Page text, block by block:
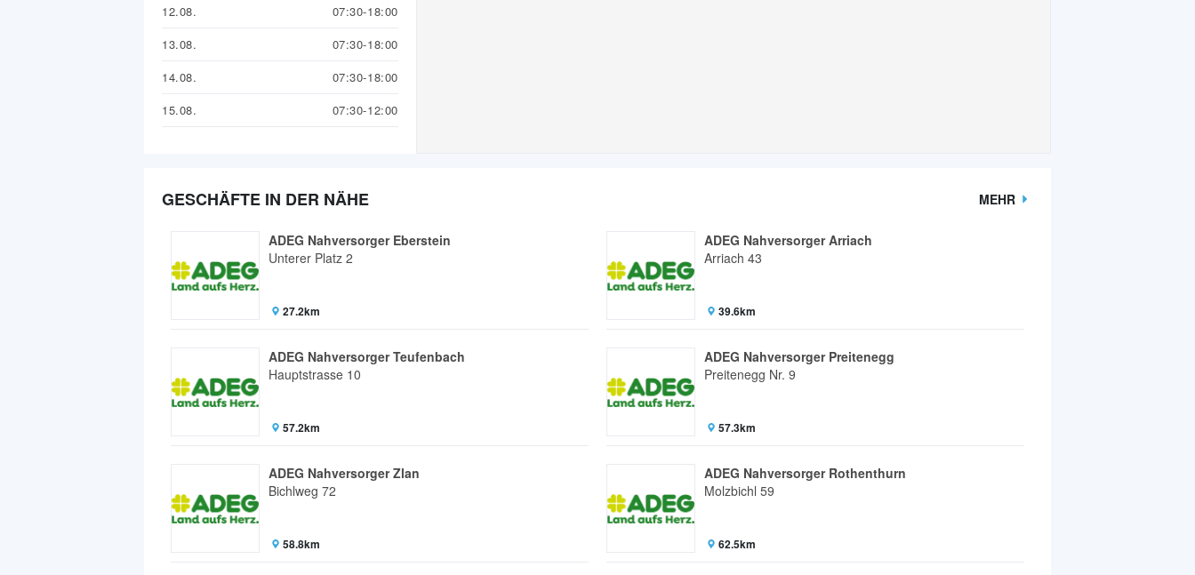
12.08.
07:30-18:00
13.08.
07:30-18:00
14.08.
07:30-18:00
15.08.
07:30-12:00
GESCHÄFTE IN DER NÄHE MEHR
ADEG Nahversorger Eberstein
Unterer Platz 2
27.2km
ADEG Nahversorger Arriach
Arriach 43
39.6km
ADEG Nahversorger Teufenbach
Hauptstrasse 10
57.2km
ADEG Nahversorger Preitenegg
Preitenegg Nr. 9
57.3km
ADEG Nahversorger Zlan
Bichlweg 72
58.8km
ADEG Nahversorger Rothenthurn
Molzbichl 59
62.5km